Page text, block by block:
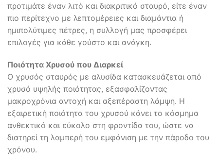
προτιμάτε έναν λιτό και διακριτικό σταυρό, είτε έναν
πιο περίτεχνο με λεπτομέρειες και διαμάντια ή
ημιπολύτιμες πέτρες, η συλλογή μας προσφέρει
επιλογές για κάθε γούστο και ανάγκη.
Ποιότητα Χρυσού που Διαρκεί
Ο χρυσός σταυρός με αλυσίδα κατασκευάζεται από
χρυσό υψηλής ποιότητας, εξασφαλίζοντας
μακροχρόνια αντοχή και αξεπέραστη λάμψη. Η
εξαιρετική ποιότητα του χρυσού κάνει το κόσμημα
ανθεκτικό και εύκολο στη φροντίδα του, ώστε να
διατηρεί τη λαμπερή του εμφάνιση με την πάροδο του
χρόνου.